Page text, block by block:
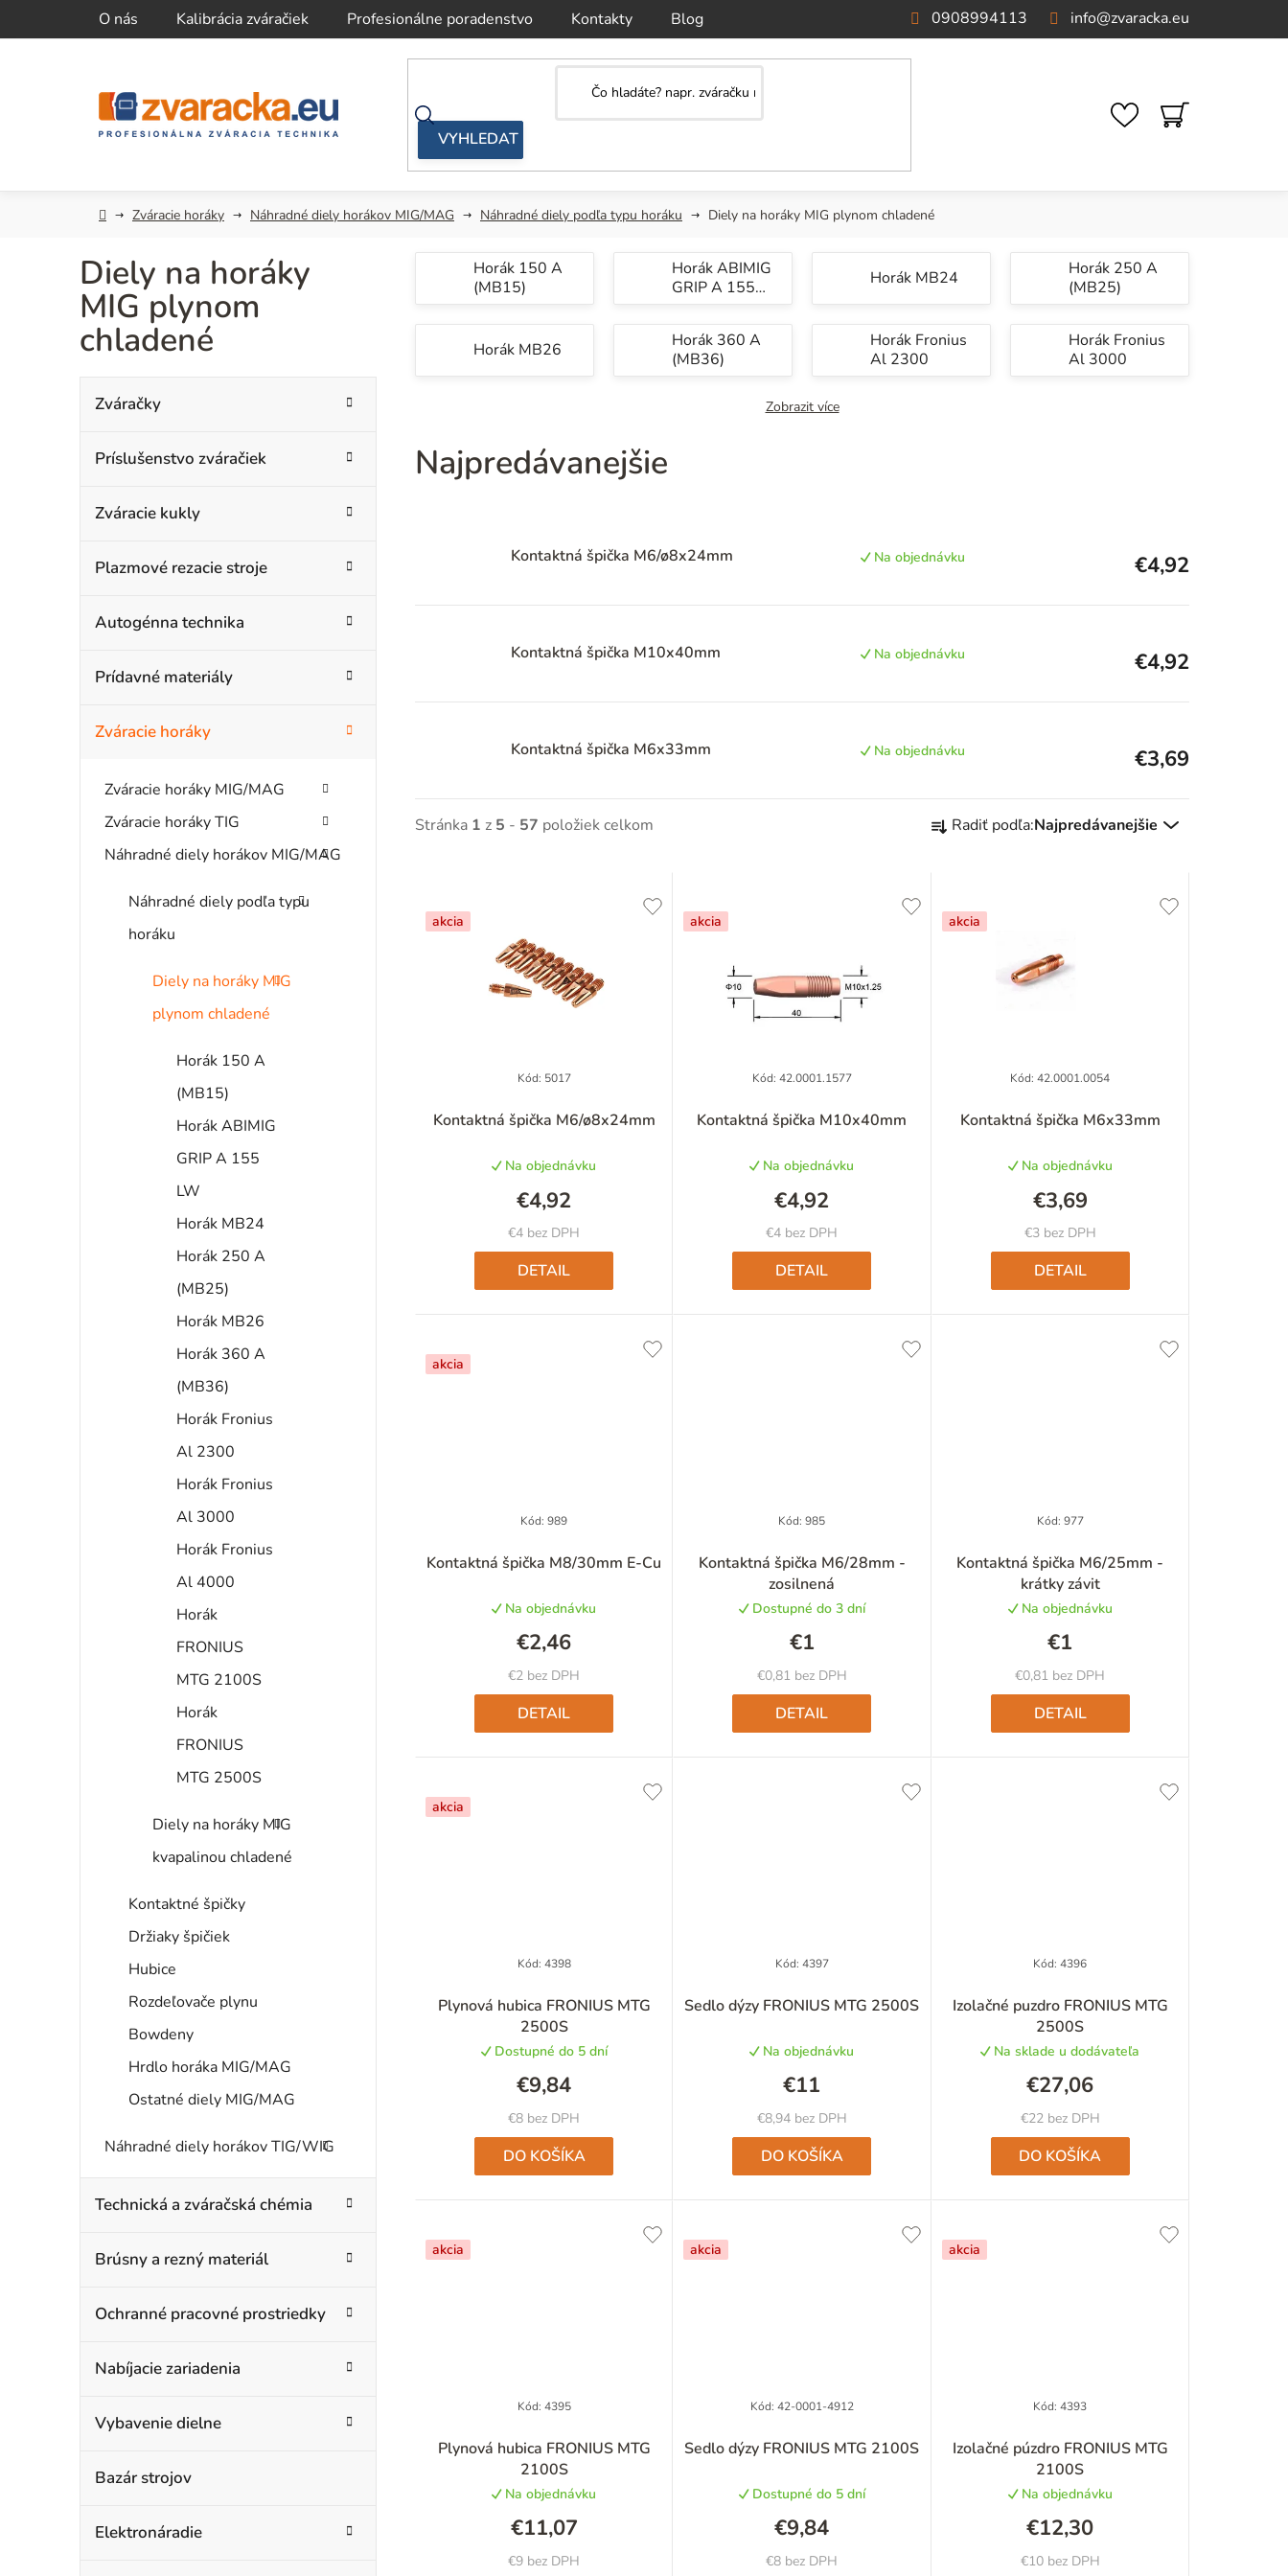
O nás Kalibrácia zváračiek Profesionálne poradenstvo Kontakty Blog info@zvaracka.eu
0908994113
NÁKUPNÝ
KOŠÍK
DomovZváracie horáky Náhradné diely horákov MIG/MAG Náhradné diely podľa typu horáku Diely na horáky MIG plynom chladené
Diely na horáky
MIG plynom
chladené
B
n
p
a
n
kategórie
Zváračky
Príslušenstvo zváračiek
Zváracie kukly
Plazmové rezacie stroje
Autogénna technika
Prídavné materiály
Zváracie horáky
Zváracie horáky MIG/MAG
Zváracie horáky TIG
Náhradné diely horákov MIG/MAG
Náhradné diely podľa typu
horáku
Diely na horáky MIG
plynom chladené
Horák 150 A
(MB15)
Horák ABIMIG
GRIP A 155
LW
Horák MB24
Horák 250 A
(MB25)
Horák MB26
Horák 360 A
(MB36)
Horák Fronius
Al 2300
Horák Fronius
Al 3000
Horák Fronius
Al 4000
Horák
FRONIUS
MTG 2100S
Horák
FRONIUS
MTG 2500S
Diely na horáky MIG
kvapalinou chladené
Kontaktné špičky
Držiaky špičiek
Hubice
Rozdeľovače plynu
Bowdeny
Hrdlo horáka MIG/MAG
Ostatné diely MIG/MAG
Náhradné diely horákov TIG/WIG
Technická a zváračská chémia
Brúsny a rezný materiál
Ochranné pracovné prostriedky
Nabíjacie zariadenia
Vybavenie dielne
Bazár strojov
Elektronáradie
Horák 150 A
(MB15)
Horák ABIMIG
GRIP A 155
LW
Horák MB24
Horák 250 A
(MB25)
Horák MB26
Horák 360 A
(MB36)
Horák Fronius
Al 2300
Horák Fronius
Al 3000
Zobrazit více
Najpredávanejšie
Kontaktná špička M6/ø8x24mm Na objednávku €4,92
Kontaktná špička M10x40mm Na objednávku €4,92
Kontaktná špička M6x33mm Na objednávku €3,69
Stránka 1 z 5 - 57 položiek celkom
R
e
t
Radiť podľa:Najpredávanejšie
ý
t
o
v
akcia
Kontaktná špička M6/ø8x24mm
hodnotenie
je
5,0
z
5
hviezdičiek.
Na objednávku
€4 bez DPH
€4,92
DETAIL
Kód: 5017
akcia
Kontaktná špička M10x40mm
hodnotenie
je
5,0
z
5
hviezdičiek.
Na objednávku
€4 bez DPH
€4,92
DETAIL
Kód: 42.0001.1577
akcia
Kontaktná špička M6x33mm
hodnotenie
je
5,0
z
5
hviezdičiek.
Na objednávku
€3 bez DPH
€3,69
DETAIL
Kód:42.0001.0054
akcia
Kontaktná špička M8/30mm E-Cu
hodnotenie
je
5,0
z
5
hviezdičiek.
Na objednávku
€2 bez DPH
€2,46
DETAIL
Kód:989
Kontaktná špička M6/28mm -
zosilnená
hodnotenie
produktu
je
4,8
z
5
hviezdičiek.
Dostupné do 3 dní
€0,81 bez DPH
€1
DETAIL
Kód:985
Kontaktná špička M6/25mm -
krátky závit
hodnotenie
produktu
je
5,0
z
5
hviezdičiek.
Na objednávku
€0,81 bez DPH
€1
DETAIL
Kód: 977
akcia
Plynová hubica FRONIUS MTG
2500S
Dostupné do 5 dní
€8 bez DPH
€9,84
DO KOŠÍKA
Kód: 4398
Sedlo dýzy FRONIUS MTG 2500S
Na objednávku
€8,94 bez DPH
€11
DO KOŠÍKA
Kód: 4397
Izolačné puzdro FRONIUS MTG
2500S
Na sklade u dodávateľa
€22 bez DPH
€27,06
DO KOŠÍKA
Kód:4396
akcia
Plynová hubica FRONIUS MTG
2100S
hodnotenie
produktu
je
5,0
z
5
Na objednávku
€9 bez DPH
€11,07
Kód: 4395
akcia
Sedlo dýzy FRONIUS MTG 2100S
Dostupné do 5 dní
€8 bez DPH
€9,84
Kód: 42-0001-4912
akcia
Izolačné púzdro FRONIUS MTG
2100S
hodnotenie
produktu
je
5,0
z
5
Na objednávku
€10 bez DPH
€12,30
Kód:4393